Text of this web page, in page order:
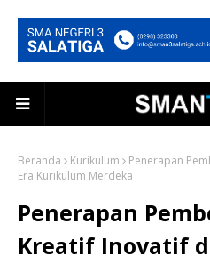
Beranda Kurikulum
Penerapan
Era Kurikulum Merdeka
Penerapan
Kreatif Inovatif